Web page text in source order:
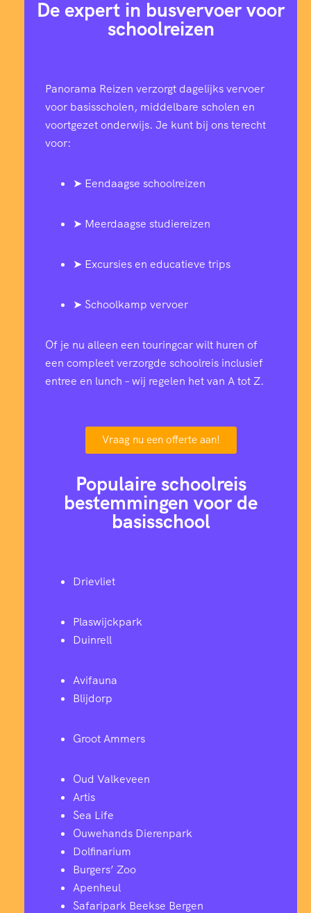
De expert in busvervoer voor
schoolreizen
Panorama Reizen verzorgt dagelijks vervoer
voor basisscholen, middelbare scholen en
voortgezet onderwijs. Je kunt bij ons terecht
voor:
➤ Eendaagse schoolreizen
➤ Meerdaagse studiereizen
➤ Excursies en educatieve trips
➤ Schoolkamp vervoer
Of je nu alleen een touringcar wilt huren of
een compleet verzorgde schoolreis inclusief
entree en lunch – wij regelen het van A tot Z.
Vraag nu een offerte aan!
Populaire schoolreis
bestemmingen voor de
basisschool
Drievliet
Plaswijckpark
Duinrell
Avifauna
Blijdorp
Groot Ammers
Oud Valkeveen
Artis
Sea Life
Ouwehands Dierenpark
Dolfinarium
Burgers’ Zoo
Apenheul
Safaripark Beekse Bergen